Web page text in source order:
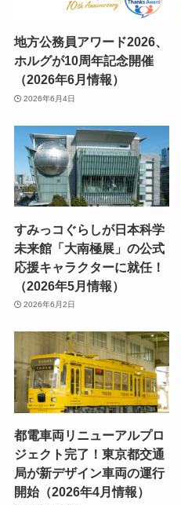
地方公務員アワード2026、
ホルグが10周年記念開催
（2026年6月情報）
2026年6月4日
すみっコぐらしが日本科学
未来館「大南極展」の公式
応援キャラクターに就任！
（2026年5月情報）
2026年6月2日
都電車両リニューアルプロ
ジェクト完了！東京都交通
局が新デザイン車両の運行
開始（2026年4月情報）